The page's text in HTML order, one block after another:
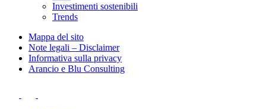
Investimenti sostenibili
Trends
Mappa del sito
Note legali – Disclaimer
Informativa sulla privacy
Arancio e Blu Consulting